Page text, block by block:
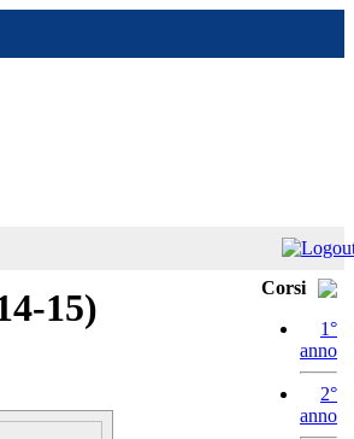
15)
Corsi
1°
anno
2°
anno